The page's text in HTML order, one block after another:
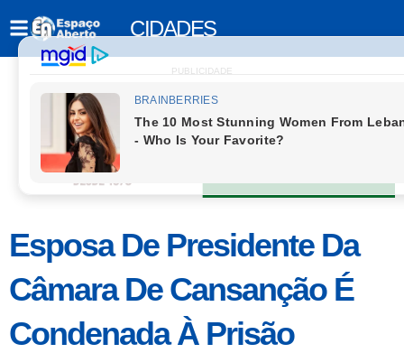
CIDADES
PUBLICIDADE
Esposa De Presidente Da
Câmara De Cansanção É
Condenada À Prisão